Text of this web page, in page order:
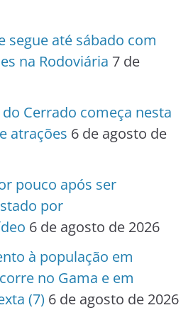
segue até sábado com
na Rodoviária 7 de
do Cerrado começa nesta
atrações 6 de agosto de
pouco após ser
por
6 de agosto de 2026
à população em
no Gama e em
(7) 6 de agosto de 2026